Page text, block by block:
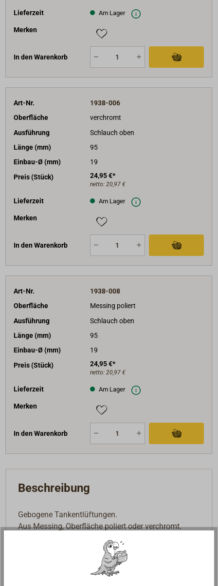
Lieferzeit Am Lager
Merken
In den Warenkorb
Art-Nr.
1938-006
Oberfläche
verchromt
Ausführung
Schlauch oben
Länge (mm)
95
Einbau-Ø (mm)
19
Preis (Stück)
24,95 €*
netto: 20,97 €
Lieferzeit Am Lager
Merken
In den Warenkorb
Art-Nr.
1938-008
Oberfläche
Messing poliert
Ausführung
Schlauch oben
Länge (mm)
95
Einbau-Ø (mm)
19
Preis (Stück)
24,95 €*
netto: 20,97 €
Lieferzeit Am Lager
Merken
In den Warenkorb
Beschreibung
Gebogene Tankentlüftungen.
Aus Messing, Oberfläche poliert oder verchromt.
Alle Entlüftungen mit Metallsieb.
Geeignet für maximale Wandstärke 15 mm.
Für Schlauch D=16 mm.
Lieferbar mit Schlauchanschluss nach oben oder